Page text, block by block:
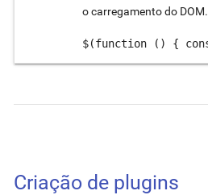
o carregamento do DOM.
$(function () {
Criação de plugins